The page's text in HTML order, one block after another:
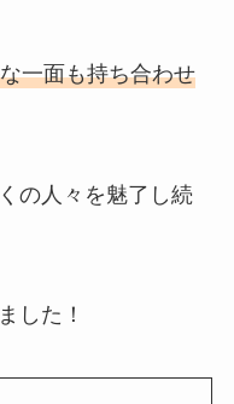
一面も持ち合わせ
の人々を魅了し続
した！